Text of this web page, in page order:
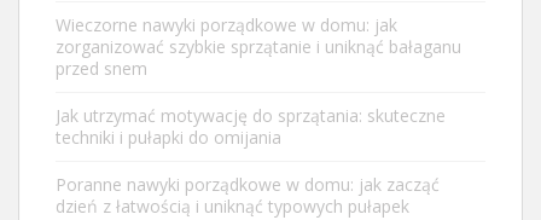
Wieczorne nawyki porządkowe w domu: jak
zorganizować szybkie sprzątanie i uniknąć bałaganu
przed snem
Jak utrzymać motywację do sprzątania: skuteczne
techniki i pułapki do omijania
Poranne nawyki porządkowe w domu: jak zacząć
dzień z łatwością i uniknąć typowych pułapek